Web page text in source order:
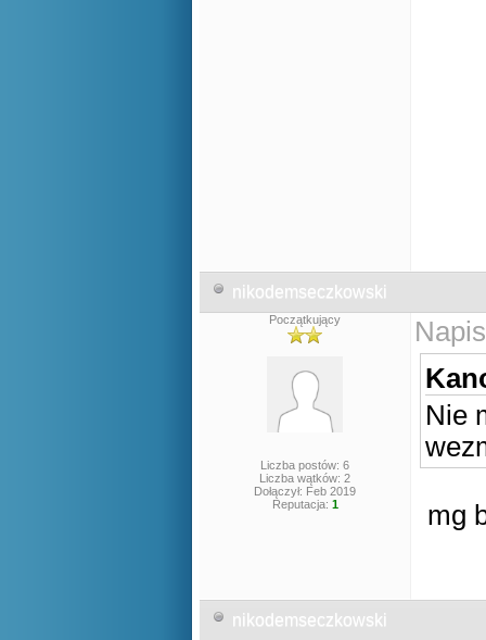
nikodemseczkowski
Początkujący
Liczba postów: 6
Liczba wątków: 2
Dołączył: Feb 2019
Reputacja: 1
Nie
mg
nikodemseczkowski